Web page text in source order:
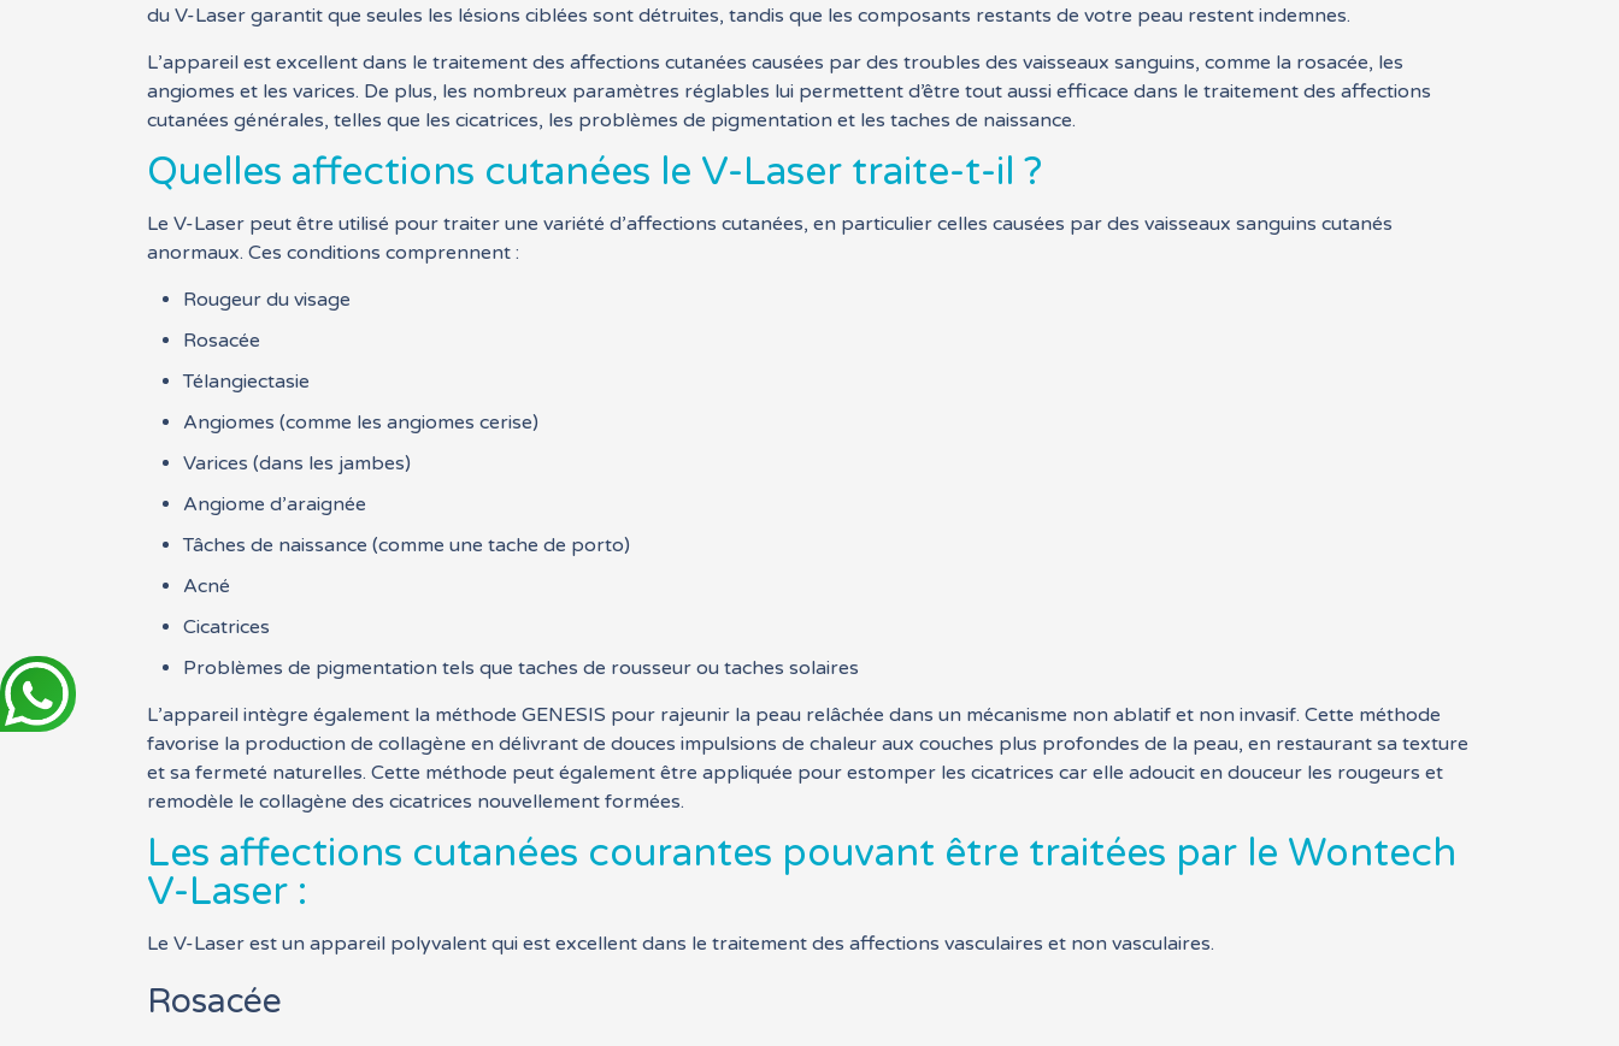
du V-Laser garantit que seules les lésions ciblées sont détruites, tandis que les composants restants de votre peau restent indemnes.
L’appareil est excellent dans le traitement des affections cutanées causées par des troubles des vaisseaux sanguins, comme la rosacée, les
angiomes et les varices. De plus, les nombreux paramètres réglables lui permettent d’être tout aussi efficace dans le traitement des affections
cutanées générales, telles que les cicatrices, les problèmes de pigmentation et les taches de naissance.
Quelles affections cutanées le V-Laser traite-t-il ?
Le V-Laser peut être utilisé pour traiter une variété d’affections cutanées, en particulier celles causées par des vaisseaux sanguins cutanés
anormaux. Ces conditions comprennent :
Rougeur du visage
Rosacée
Télangiectasie
Angiomes (comme les angiomes cerise)
Varices (dans les jambes)
Angiome d’araignée
Tâches de naissance (comme une tache de porto)
Acné
Cicatrices
Problèmes de pigmentation tels que taches de rousseur ou taches solaires
L’appareil intègre également la méthode GENESIS pour rajeunir la peau relâchée dans un mécanisme non ablatif et non invasif. Cette méthode
favorise la production de collagène en délivrant de douces impulsions de chaleur aux couches plus profondes de la peau, en restaurant sa texture
et sa fermeté naturelles. Cette méthode peut également être appliquée pour estomper les cicatrices car elle adoucit en douceur les rougeurs et
remodèle le collagène des cicatrices nouvellement formées.
Les affections cutanées courantes pouvant être traitées par le Wontech
V-Laser :
Le V-Laser est un appareil polyvalent qui est excellent dans le traitement des affections vasculaires et non vasculaires.
Rosacée